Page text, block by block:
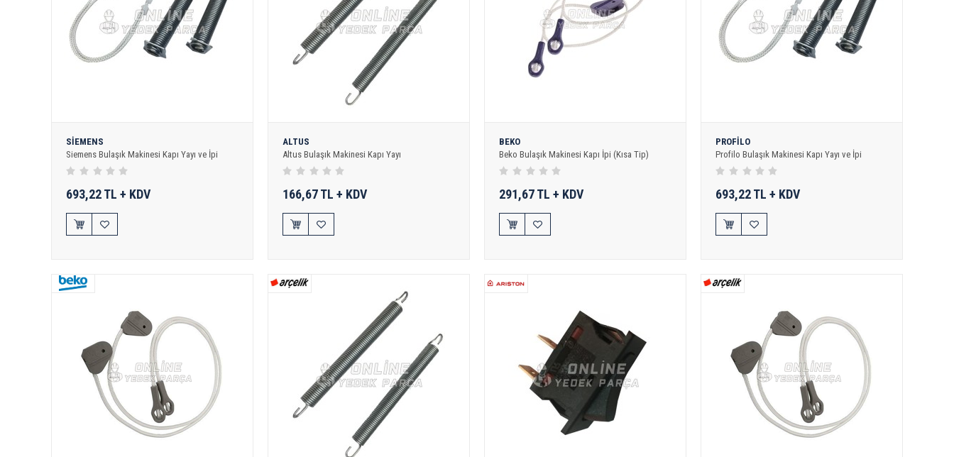
SİEMENS
Siemens Bulaşık Makinesi Kapı Yayı ve İpi
693,22 TL + KDV
ALTUS
Altus Bulaşık Makinesi Kapı Yayı
166,67 TL + KDV
BEKO
Beko Bulaşık Makinesi Kapı İpi (Kısa Tip)
291,67 TL + KDV
PROFİLO
Profilo Bulaşık Makinesi Kapı Yayı ve İpi
693,22 TL + KDV